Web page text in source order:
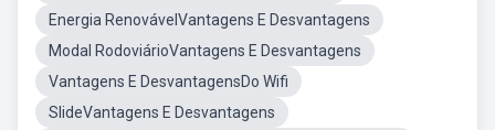
Energia RenovávelVantagens E Desvantagens
Modal RodoviárioVantagens E Desvantagens
Vantagens E DesvantagensDo Wifi
SlideVantagens E Desvantagens